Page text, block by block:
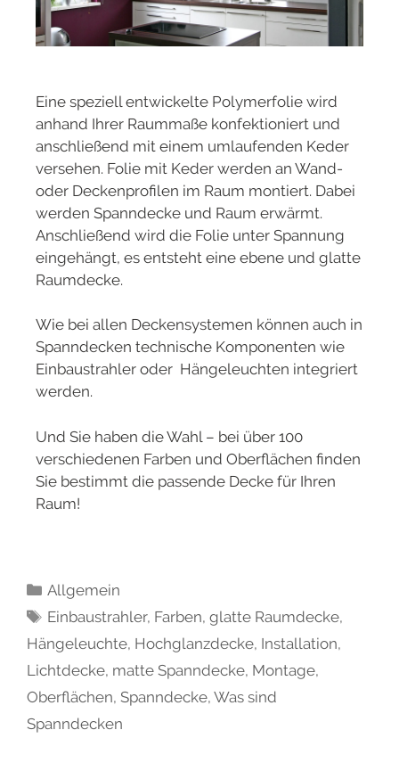
Eine speziell entwickelte Polymerfolie wird
anhand Ihrer Raummaße konfektioniert und
anschließend mit einem umlaufenden Keder
versehen. Folie mit Keder werden an Wand-
oder Deckenprofilen im Raum montiert. Dabei
werden Spanndecke und Raum erwärmt.
Anschließend wird die Folie unter Spannung
eingehängt, es entsteht eine ebene und glatte
Raumdecke.
Wie bei allen Deckensystemen können auch in
Spanndecken technische Komponenten wie
Einbaustrahler oder Hängeleuchten integriert
werden.
Und Sie haben die Wahl – bei über 100
verschiedenen Farben und Oberflächen finden
Sie bestimmt die passende Decke für Ihren
Raum!
Allgemein
Einbaustrahler, Farben,glatte Raumdecke,
Hängeleuchte, Hochglanzdecke, Installation,
Lichtdecke, matte Spanndecke, Montage,
Oberflächen, Spanndecke, Was sind
Spanndecken